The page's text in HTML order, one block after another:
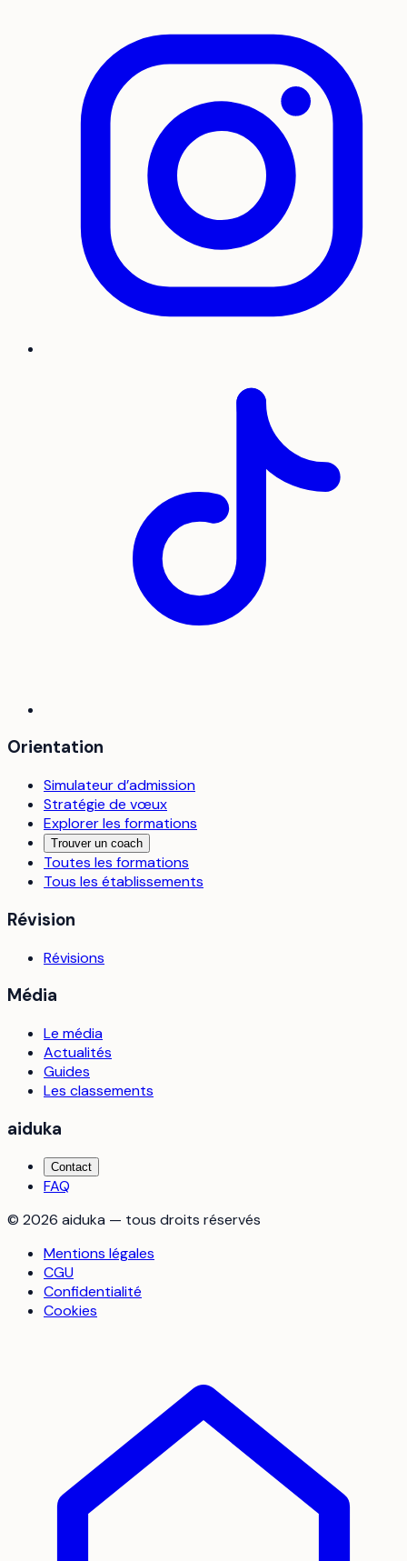
Orientation
Simulateur d’admission
Stratégie de vœux
Explorer les formations
Trouver un coach
Toutes les formations
Tous les établissements
Révision
Révisions
Média
Le média
Actualités
Guides
Les classements
aiduka
Contact
FAQ
© 2026 aiduka — tous droits réservés
Mentions légales
CGU
Confidentialité
Cookies